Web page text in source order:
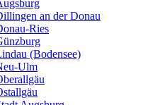
an der Donau
Ries
(Bodensee)
Ulm